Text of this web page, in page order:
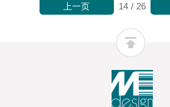
14 / 26
上一页